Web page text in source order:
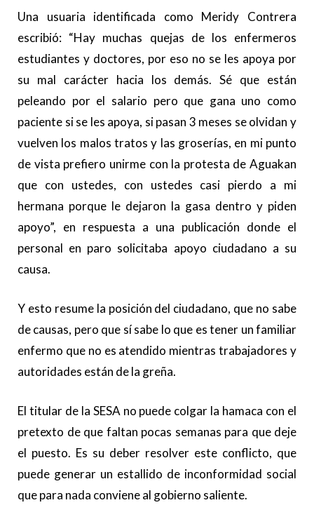
Una usuaria identificada como Meridy Contrera
escribió: “Hay muchas quejas de los enfermeros
estudiantes y doctores, por eso no se les apoya por
su mal carácter hacia los demás. Sé que están
peleando por el salario pero que gana uno como
paciente si se les apoya, si pasan 3 meses se olvidan y
vuelven los malos tratos y las groserías, en mi punto
de vista prefiero unirme con la protesta de Aguakan
que con ustedes, con ustedes casi pierdo a mi
hermana porque le dejaron la gasa dentro y piden
apoyo”, en respuesta a una publicación donde el
personal en paro solicitaba apoyo ciudadano a su
causa.
Y esto resume la posición del ciudadano, que no sabe
de causas, pero que sí sabe lo que es tener un familiar
enfermo que no es atendido mientras trabajadores y
autoridades están de la greña.
El titular de la SESA no puede colgar la hamaca con el
pretexto de que faltan pocas semanas para que deje
el puesto. Es su deber resolver este conflicto, que
puede generar un estallido de inconformidad social
que para nada conviene al gobierno saliente.